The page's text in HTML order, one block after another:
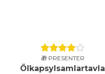
🎁 PRESENTER
Ölkapsylsamlartavla